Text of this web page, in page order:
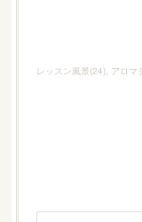
レッスン風景(24) アロマ